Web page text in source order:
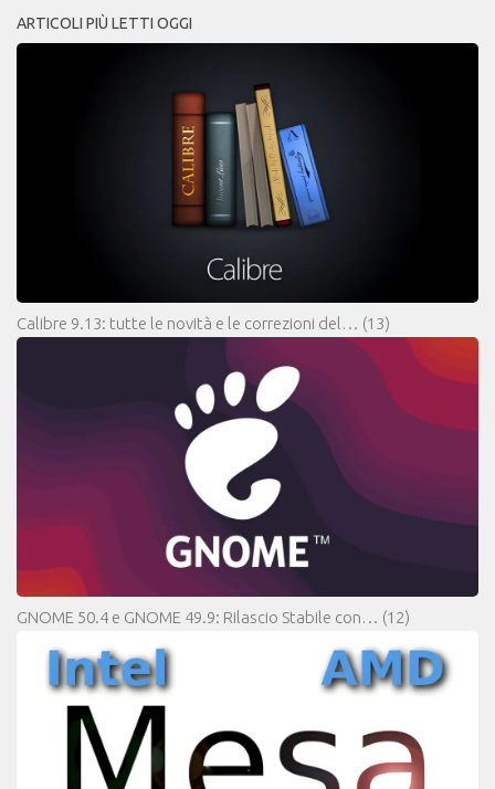
ARTICOLI PIÙ LETTI OGGI
Calibre 9.13: tutte le novità e le correzioni del… (13)
GNOME 50.4 e GNOME 49.9: Rilascio Stabile con… (12)